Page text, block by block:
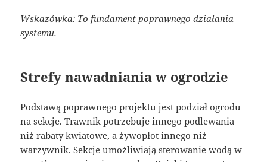
Wskazówka: To fundament poprawnego działania
systemu.
Strefy nawadniania w ogrodzie
Podstawą poprawnego projektu jest podział ogrodu
na sekcje. Trawnik potrzebuje innego podlewania
niż rabaty kwiatowe, a żywopłot innego niż
warzywnik. Sekcje umożliwiają sterowanie wodą w